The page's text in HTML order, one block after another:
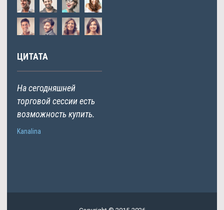
ЦИТАТА
На сегодняшней
торговой сессии есть
возможность купить.
Kanalina